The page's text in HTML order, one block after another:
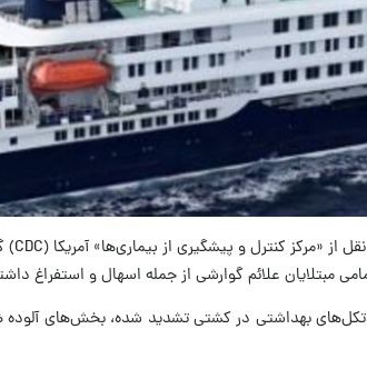
بهداشتی در کشتی تشدید شده، بخش‌های آلوده